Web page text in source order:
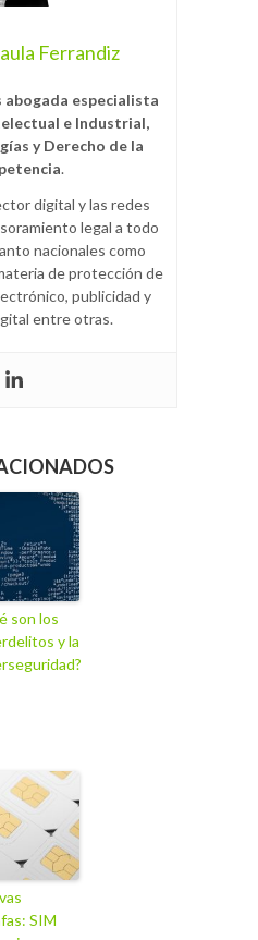
Ferrandiz
abogada especialista
e Industrial,
y Derecho de la
.
digital y las redes
legal a todo
nacionales como
de protección de
publicidad y
entre otras.
son los
y la
SIM